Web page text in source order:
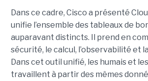
Dans ce cadre, Cisco a présenté
unifie l’ensemble des tableaux de
auparavant distincts. Il prend en
sécurité, le calcul, l’observabilité et
Dans cet outil unifié, les humais et
travaillent à partir des mêmes